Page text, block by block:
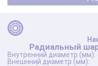
Радиальный